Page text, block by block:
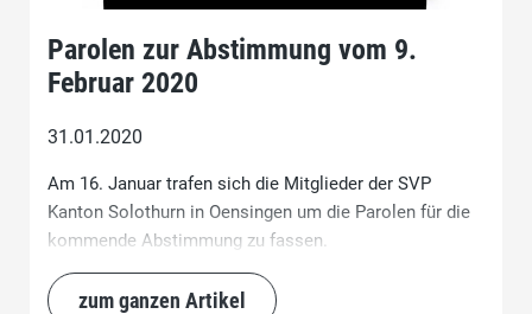
Parolen zur Abstimmung vom 9.
Februar 2020
31.01.2020
Am 16. Januar trafen sich die Mitglieder der SVP
Kanton Solothurn in Oensingen um die Parolen für die
kommende Abstimmung zu fassen.
zum ganzen Artikel